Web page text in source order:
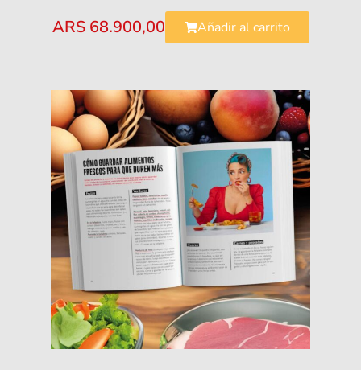
ARS68.900,00 Añadir al carrito